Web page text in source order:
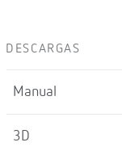
DESCARGAS
Manual
3D